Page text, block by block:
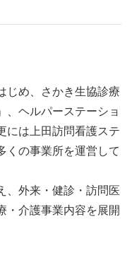
じめ、さかき生協診療
、ヘルパーステーショ
には上田訪問看護ステ
くの事業所を運営して
、外来・健診・訪問医
・介護事業内容を展開